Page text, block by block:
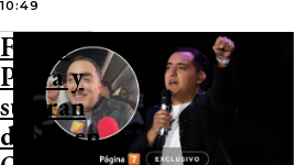
10:49
Felipe
Parra y
su gran
debut en